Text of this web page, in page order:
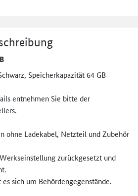
Speicherkapazität 64 GB
entnehmen Sie bitte der
ohne Ladekabel, Netzteil und Zubehör
zurückgesetzt und
sich um Behördengegenstände.